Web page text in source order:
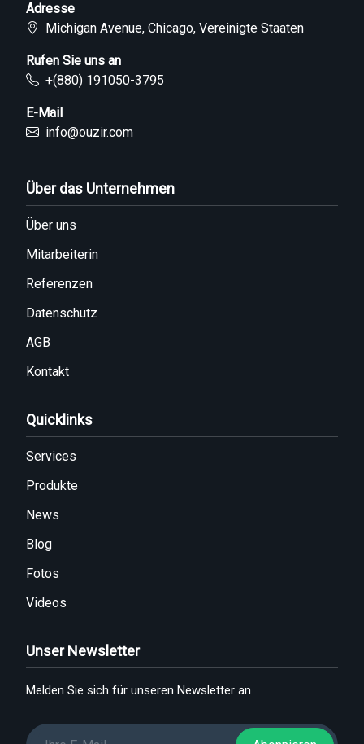
Adresse
Michigan Avenue, Chicago, Vereinigte Staaten
Rufen Sie uns an
+(880) 191050-3795
E-Mail
info@ouzir.com
Über das Unternehmen
Über uns
Mitarbeiterin
Referenzen
Datenschutz
AGB
Kontakt
Quicklinks
Services
Produkte
News
Blog
Fotos
Videos
Unser Newsletter
Melden Sie sich für unseren Newsletter an